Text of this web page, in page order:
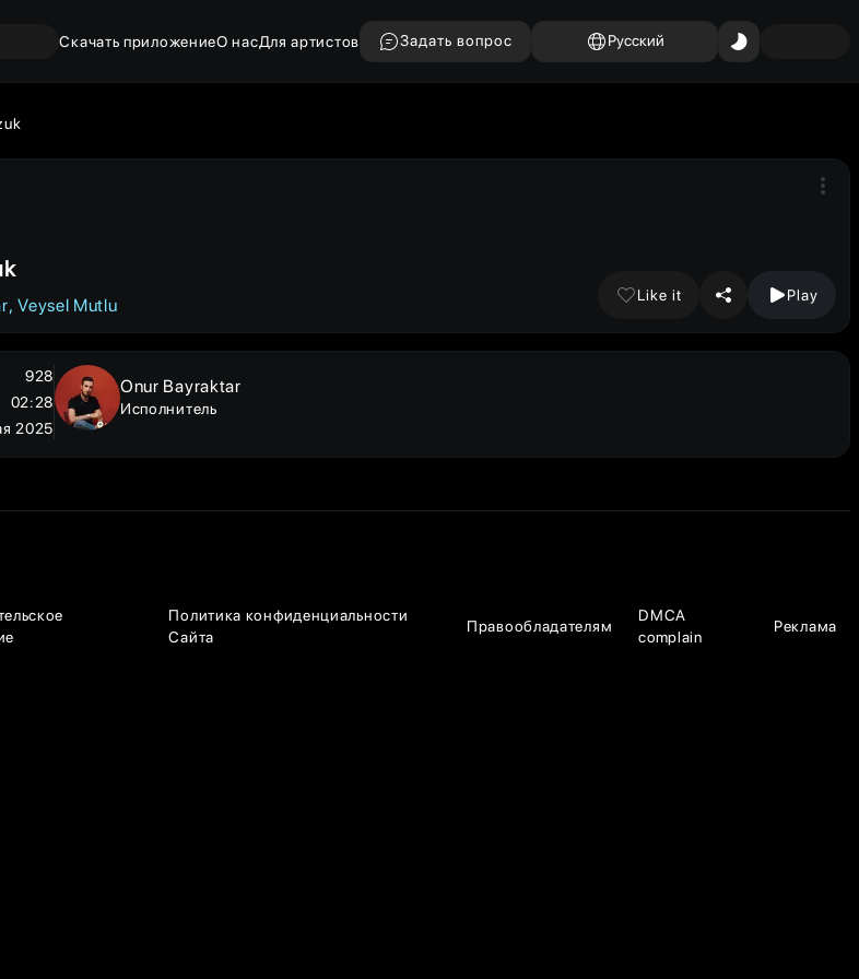
Скачать приложениеО насДля артистов Задать вопрос Русский
Veysel Mutlu
Like it Play
928
02:28
2025
Onur Bayraktar
Исполнитель
Политика конфиденциальности
Сайта
Правообладателям
DMCA
complain
Реклама